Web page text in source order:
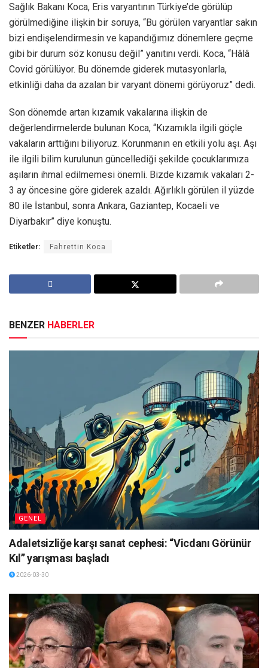
Sağlık Bakanı Koca, Eris varyantının Türkiye’de görülüp
görülmediğine ilişkin bir soruya, “Bu görülen varyantlar sakın
bizi endişelendirmesin ve kapandığımız dönemlere geçme
gibi bir durum söz konusu değil” yanıtını verdi. Koca, “Hâlâ
Covid görülüyor. Bu dönemde giderek mutasyonlarla,
etkinliği daha da azalan bir varyant dönemi görüyoruz” dedi.
Son dönemde artan kızamık vakalarına ilişkin de
değerlendirmelerde bulunan Koca, “Kızamıkla ilgili göçle
vakaların arttığını biliyoruz. Korunmanın en etkili yolu aşı. Aşı
ile ilgili bilim kurulunun güncellediği şekilde çocuklarımıza
aşıların ihmal edilmemesi önemli. Bizde kızamık vakaları 2-
3 ay öncesine göre giderek azaldı. Ağırlıklı görülen il yüzde
80 ile İstanbul, sonra Ankara, Gaziantep, Kocaeli ve
Diyarbakır” diye konuştu.
Etiketler: Fahrettin Koca
BENZER HABERLER
GENEL
Adaletsizliğe karşı sanat cephesi: “Vicdanı Görünür
Kıl” yarışması başladı
2026-03-30